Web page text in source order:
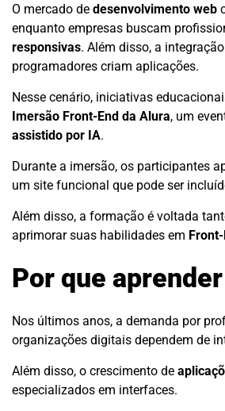
O mercado de desenvolvimento web
enquanto empresas buscam
responsivas. Além disso, a
programadores criam aplicações.
Nesse cenário, iniciativas
Imersão Front-End da Alura, um
assistido por IA.
Durante a imersão, os participantes
um site funcional que pode ser
Além disso, a formação é voltada
aprimorar suas habilidades em
Por que
Nos últimos anos, a demanda por
organizações digitais dependem de
Além disso, o crescimento de
especializados em interfaces.